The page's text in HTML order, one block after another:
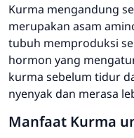
Kurma mengandung
merupakan asam
tubuh memproduksi
hormon yang
kurma sebelum tidur
nyenyak dan merasa
Manfaat Kurma